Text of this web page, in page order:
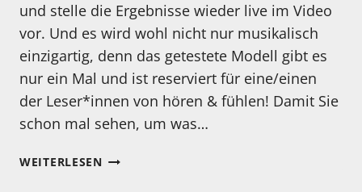
und stelle die Ergebnisse wieder live im Video
vor. Und es wird wohl nicht nur musikalisch
einzigartig, denn das getestete Modell gibt es
nur ein Mal und ist reserviert für eine/einen
der Leser*innen von hören & fühlen! Damit Sie
schon mal sehen, um was…
WEITERLESENRÖHRENVORVERSTÄRKER